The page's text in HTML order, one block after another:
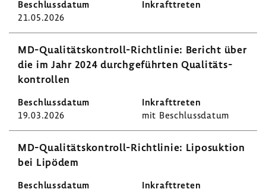
21.05.2026
MD-​Qualitätskontroll-Richtlinie: Bericht über
die im Jahr 2024 durch­ge­führten Quali­täts­
kon­trollen
19.03.2026 mit Beschluss­datum
MD-​Qualitätskontroll-Richtlinie: Lipo­suk­tion
bei Lipödem